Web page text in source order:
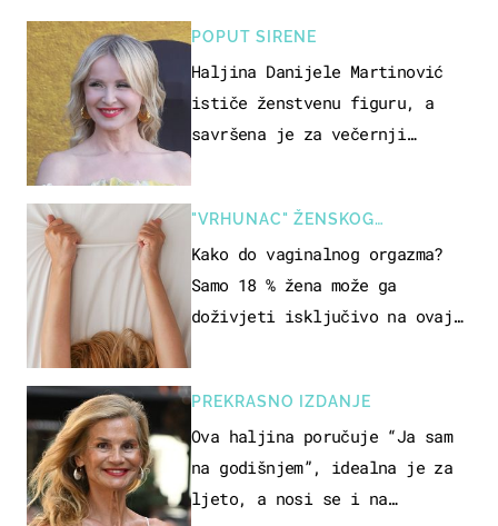
POPUT SIRENE
Haljina Danijele Martinović
ističe ženstvenu figuru, a
savršena je za večernji
"VRHUNAC" ŽENSKOG
SEKSUALNOG ISKUSTVA
Kako do vaginalnog orgazma?
Samo 18 % žena može ga
doživjeti isključivo na ovaj
PREKRASNO IZDANJE
Ova haljina poručuje “Ja sam
na godišnjem”, idealna je za
ljeto, a nosi se i na